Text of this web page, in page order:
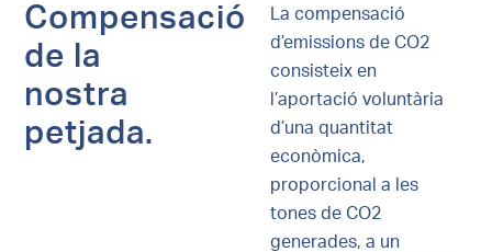
Compensació
de la
nostra
petjada.
La compensació
d’emissions de CO2
consisteix en
l’aportació voluntària
d’una quantitat
econòmica,
proporcional a les
tones de CO2
generades, a un